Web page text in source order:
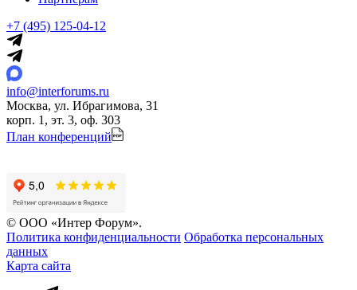
+7 (495) 125-04-12
info@interforums.ru
Москва, ул. Ибрагимова, 31
корп. 1, эт. 3, оф. 303
План конференций
© ООО «Интер Форум».
Политика конфиденциальности Обработка персональных
данных
Карта сайта